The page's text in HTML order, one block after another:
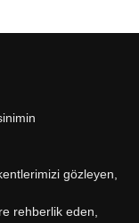
gözleyen,
rehberlik eden,